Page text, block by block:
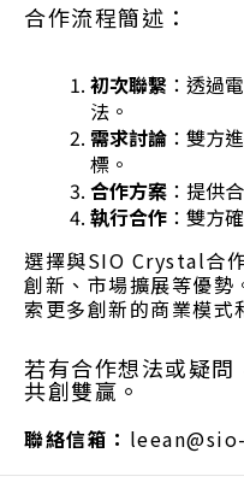
合作流程簡述：
初次聯繫 ：透過
法。
需求討論 ：雙方
標。
合作方案 ：提供
執行合作 ：雙方
選擇與SIO Crystal合
創新、市場擴展等優勢
索更多創新的商業模式
若有合作想法或疑
共創雙贏。
聯絡信箱：